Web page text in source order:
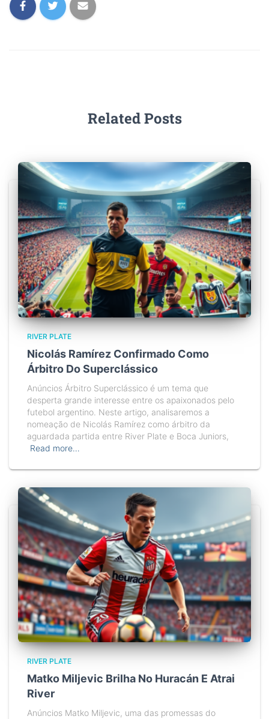
Related Posts
RIVER PLATE
Nicolás Ramírez Confirmado Como
Árbitro Do Superclássico
Anúncios Árbitro Superclássico é um tema que
desperta grande interesse entre os apaixonados pelo
futebol argentino. Neste artigo, analisaremos a
nomeação de Nicolás Ramírez como árbitro da
aguardada partida entre River Plate e Boca Juniors,
Read more…
RIVER PLATE
Matko Miljevic Brilha No Huracán E Atrai
River
Anúncios Matko Miljevic, uma das promessas do